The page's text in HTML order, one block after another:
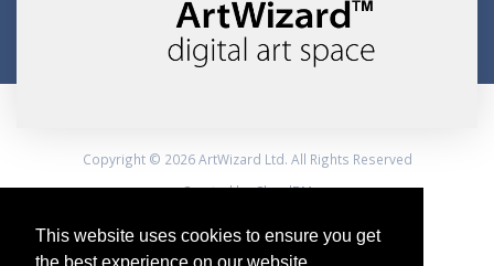
This website uses cookies to ensure you get
Copyright © 2026 ArtWizard Ltd. All Rights Reserved
Created by CloudBM